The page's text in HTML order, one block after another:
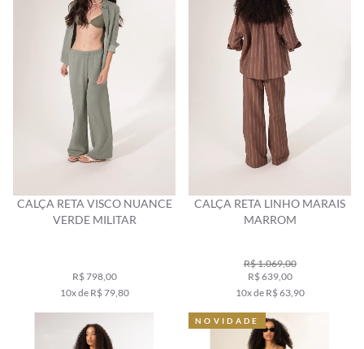
CALÇA RETA VISCO NUANCE
VERDE MILITAR
R$ 798,00
10x de R$ 79,80
CALÇA RETA LINHO MARAIS
MARROM
R$ 1.069,00
R$ 639,00
10x de R$ 63,90
NOVIDADE